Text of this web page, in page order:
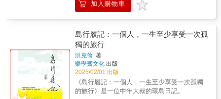
工作學業路上，有時感到（被他人言語想像）
我？走過攀登多座高山，在原鄉藝文和各類親
友相遇分離，對上一雙雙陌生又熟悉、好奇又
善意的眼眸，聆聽拆解在地藝術文史，吞吐比
臺北清淨些的空氣⋯⋯慢慢走向更精準自信與
感恩的「讀書的旅人」。上卷，梳理身為臺灣
青年女性面臨的職涯、心靈挑戰，並探索原漢
關係的分合與困境；下卷，將原鄉藝文參訪見
聞、山海探尋的感想整理成札記，登臨玉山、
加入購物車
島行履記：一個人，一生至少享受一次孤
獨的旅行
洪克倫 著
樂學齋文化 出版
2025/02/01 出版
《島行履記：一個人，一生至少享受一次孤獨
的旅行》是一位中年大叔的環島日記。